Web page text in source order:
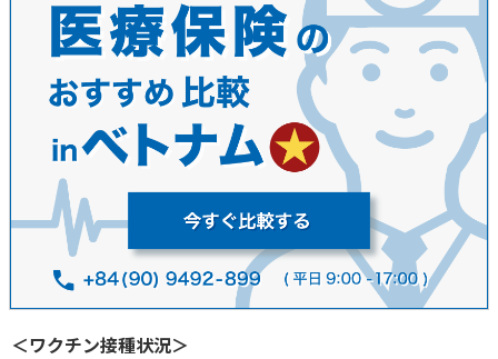
＜ワクチン接種状況＞